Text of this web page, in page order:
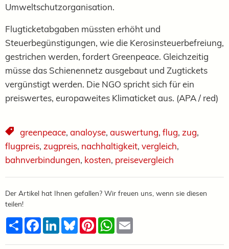
Umweltschutzorganisation.
Flugticketabgaben müssten erhöht und
Steuerbegünstigungen, wie die Kerosinsteuerbefreiung,
gestrichen werden, fordert Greenpeace. Gleichzeitig
müsse das Schienennetz ausgebaut und Zugtickets
vergünstigt werden. Die NGO spricht sich für ein
preiswertes, europaweites Klimaticket aus. (APA / red)
greenpeace, analoyse, auswertung, flug, zug,
flugpreis, zugpreis, nachhaltigkeit, vergleich,
bahnverbindungen, kosten, preisevergleich
Der Artikel hat Ihnen gefallen? Wir freuen uns, wenn sie diesen
teilen!
TeilenFacebook
LinkedInBlueskyPinterestWhatsApp